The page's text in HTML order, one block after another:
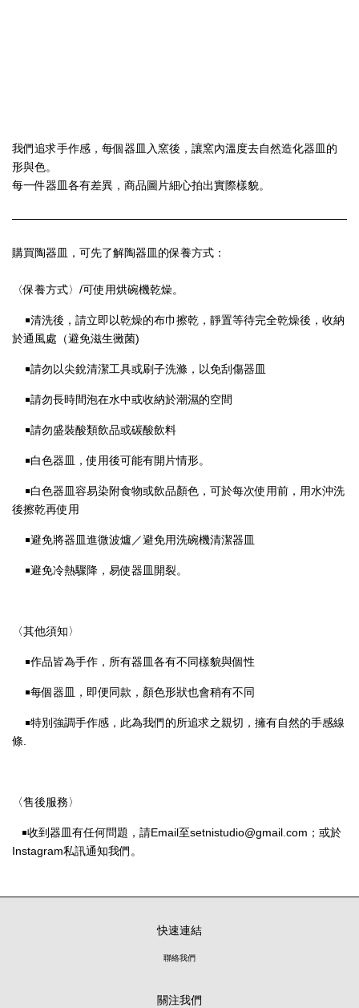
我們追求手作感，每個器皿入窯後，讓窯內溫度去自然造化器皿的
形與色。
每一件器皿各有差異，商品圖片細心拍出實際樣貌。
購買陶器皿，可先了解陶器皿的保養方式：
〈保養方式〉/可使用烘碗機乾燥。
￭清洗後，請立即以乾燥的布巾擦乾，靜置等待完全乾燥後，收納
於通風處（避免滋生黴菌)
￭請勿以尖銳清潔工具或刷子洗滌，以免刮傷器皿
￭請勿長時間泡在水中或收納於潮濕的空間
￭請勿盛裝酸類飲品或碳酸飲料
￭白色器皿，使用後可能有開片情形。
￭白色器皿容易染附食物或飲品顏色，可於每次使用前，用水沖洗
後擦乾再使用
￭避免將器皿進微波爐／避免用洗碗機清潔器皿
￭避免冷熱驟降，易使器皿開裂。
〈其他須知〉
￭作品皆為手作，所有器皿各有不同樣貌與個性
￭每個器皿，即便同款，顏色形狀也會稍有不同
￭特別強調手作感，此為我們的所追求之親切，擁有自然的手感線
條.
〈售後服務〉
￭收到器皿有任何問題，請Email至setnistudio@gmail.com ；或於
Instagram私訊通知我們。
快速連結
聯絡我們
關注我們